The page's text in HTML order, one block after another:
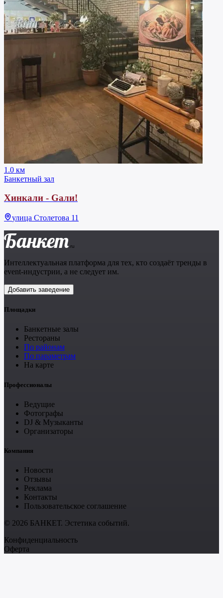
1.0 км
Банкетный зал
Хинкали - Gали!
улица Столетова 11
Банкет .ru
Интеллектуальная платформа для тех, кто создаёт тренды в
event-индустрии, а не следует им.
Добавить заведение
Площадки
Банкетные залы
Рестораны
По районам
По параметрам
На карте
Профессионалы
Ведущие
Фотографы
DJ & Музыканты
Организаторы
Компания
Новости
Отзывы
Реклама
Контакты
Пользовательское соглашение
© 2026 БАНКЕТ. Эстетика событий.
Конфиденциальность
Оферта